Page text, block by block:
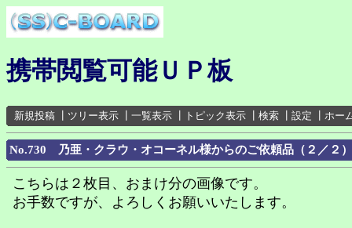
携帯閲覧可能ＵＰ板
新規投稿 ツリー表示 一覧表示 トピック表示 検索 設定 ホー
No.730 乃亜・クラウ・オコーネル様からのご依頼品（２／２）
こちらは２枚目、おまけ分の画像です。
お手数ですが、よろしくお願いいたします。